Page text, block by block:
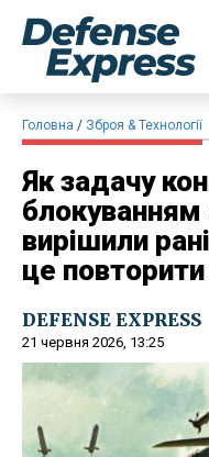
Головна Зброя & Технології
Як задачу
вирішили
це повторити
DEFENSE EXPRESS
21 червня 2026, 13:25